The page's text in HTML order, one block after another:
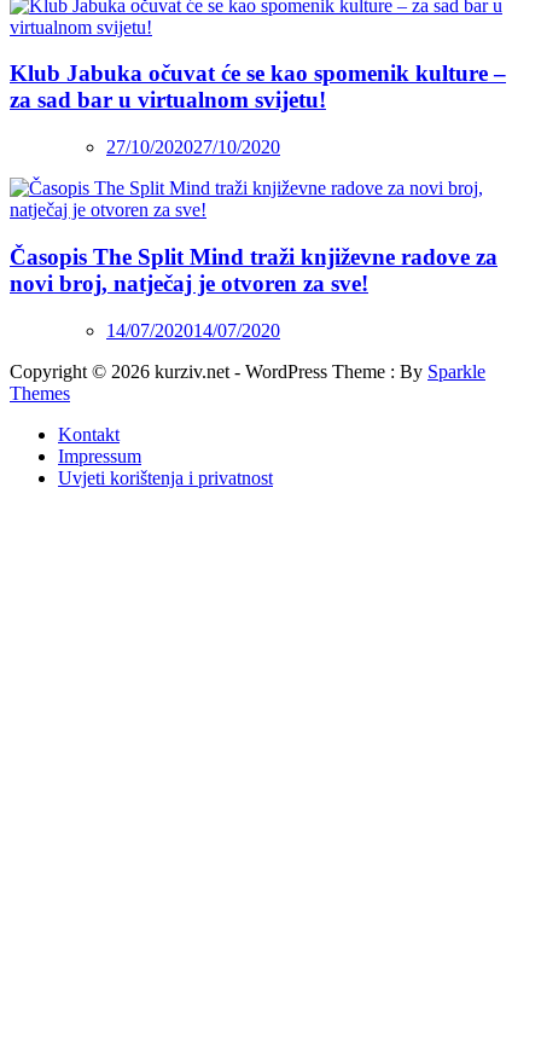
Klub Jabuka očuvat će se kao spomenik kulture –
za sad bar u virtualnom svijetu!
27/10/202027/10/2020
Časopis The Split Mind traži književne radove za
novi broj, natječaj je otvoren za sve!
14/07/202014/07/2020
Copyright © 2026 kurziv.net - WordPress Theme : By Sparkle
Themes
Kontakt
Impressum
Uvjeti korištenja i privatnost